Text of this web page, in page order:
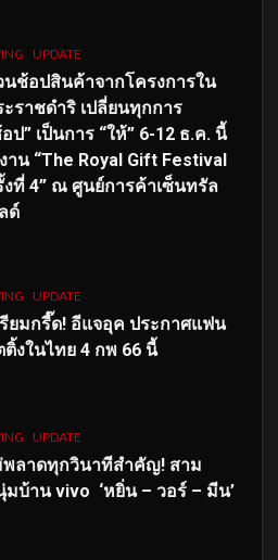
UPDATE
นช้อปสินค้าจากโครงการใน
ราชดำริ เปลี่ยนทุกการ
ป” เป็นการ “ให้” 6-12 ธ.ค. นี้
าน “The Royal Gift Festival
งที่ 4” ณ ศูนย์การค้าเซ็นทรัล
ด์
UPDATE
รียมกรี๊ด! อีแจอุค ประกาศแฟน
ติ้งในไทย 4 กพ 66 นี้
UPDATE
พลาดทุกวินาทีสำคัญ! สาม
มบ้าน vivo ‘หยิ่น – วอร์ – มีน’